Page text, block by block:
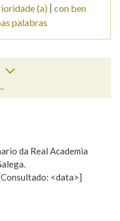
(a) con ben
palabras
da Real Academia
<data>]